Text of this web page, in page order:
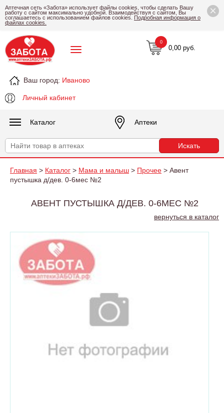
×
Аптечная сеть «Забота» использует файлы cookies, чтобы сделать Вашу
работу с сайтом максимально удобной. Взаимодействуя с сайтом, Вы
соглашаетесь с использованием файлов cookies. Подробная информация о
файлах cookies.
Ваш город: Иваново
Личный кабинет
0,00 руб.
0
Каталог Аптеки
Главная > Каталог > Мама и малыш > Прочее > Авент
пустышка д/дев. 0-6мес №2
АВЕНТ ПУСТЫШКА Д/ДЕВ. 0-6МЕС №2
вернуться в каталог